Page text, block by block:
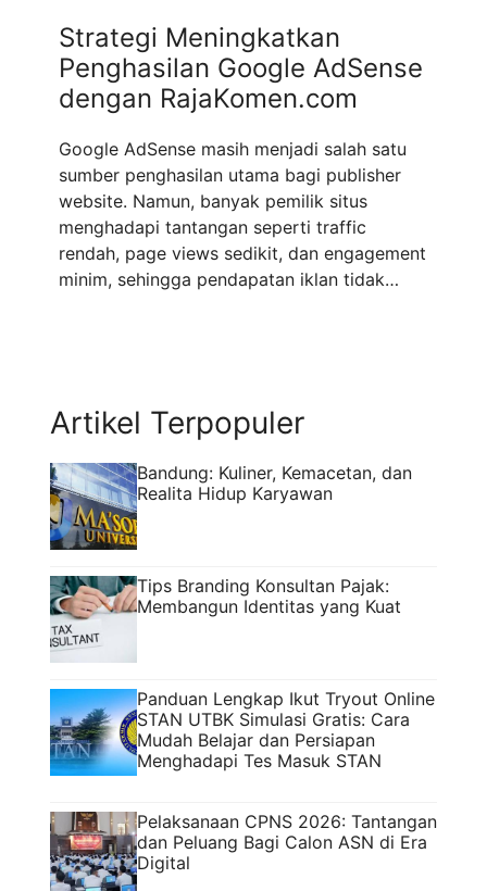
Strategi Meningkatkan
Penghasilan Google AdSense
dengan RajaKomen.com
Google AdSense masih menjadi salah satu
sumber penghasilan utama bagi publisher
website. Namun, banyak pemilik situs
menghadapi tantangan seperti traffic
rendah, page views sedikit, dan engagement
minim, sehingga pendapatan iklan tidak
RajaKomen.com, platform ...
Artikel Terpopuler
Bandung: Kuliner, Kemacetan, dan
Realita Hidup Karyawan
Tips Branding Konsultan Pajak:
Membangun Identitas yang Kuat
Panduan Lengkap Ikut Tryout Online
STAN UTBK Simulasi Gratis: Cara
Mudah Belajar dan Persiapan
Menghadapi Tes Masuk STAN
Pelaksanaan CPNS 2026: Tantangan
dan Peluang Bagi Calon ASN di Era
Digital